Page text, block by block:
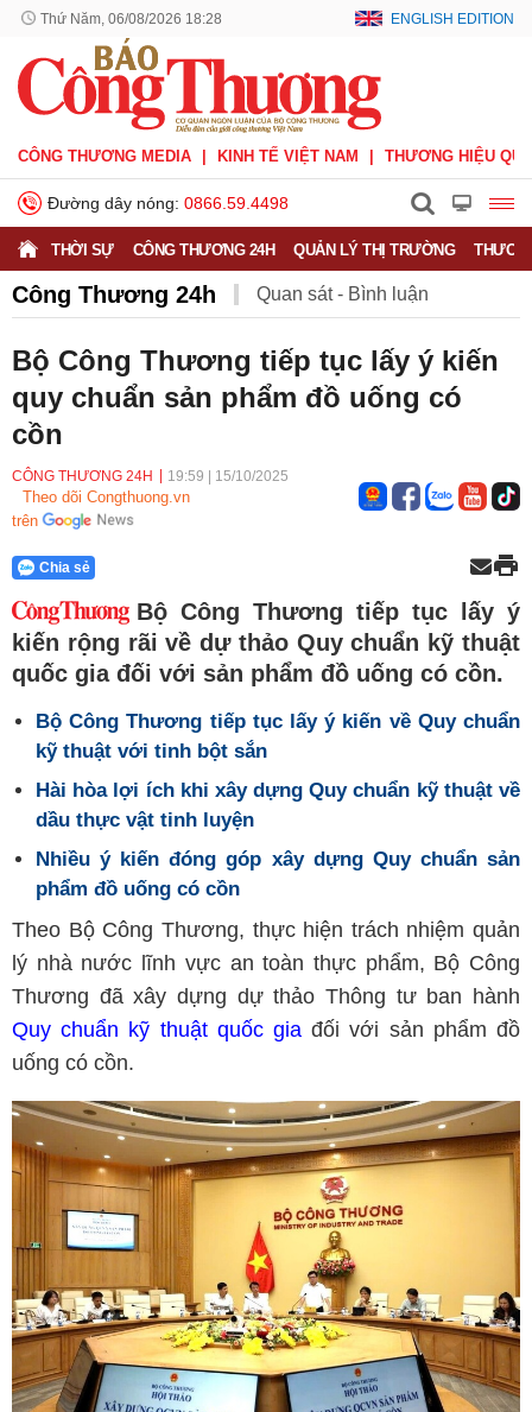
Thứ Năm, 06/08/2026 18:28 ENGLISH EDITION
CÔNG THƯƠNG MEDIA KINH TẾ VIỆT NAM THƯƠNG HIỆU
Đường dây nóng: 0866.59.4498
THỜI SỰ CÔNG THƯƠNG 24H QUẢN LÝ THỊ TRƯỜNG
Công Thương 24h Quan sát - Bình luận
Người tốt - Việc tốt Phỏng vấn - Đối thoại
Bộ Công Thương tiếp tục lấy ý kiến
quy chuẩn sản phẩm đồ uống có
cồn
CÔNG THƯƠNG 24H 19:59 15/10/2025
Theo dõi Congthuong.vn
trên
Chia sẻ
Bộ Công Thương tiếp tục lấy ý
kiến rộng rãi về dự thảo Quy chuẩn kỹ thuật
quốc gia đối với sản phẩm đồ uống có cồn.
Bộ Công Thương tiếp tục lấy ý kiến về Quy chuẩn
kỹ thuật với tinh bột sắn
Hài hòa lợi ích khi xây dựng Quy chuẩn kỹ thuật về
dầu thực vật tinh luyện
Nhiều ý kiến đóng góp xây dựng Quy chuẩn sản
phẩm đồ uống có cồn
Theo Bộ Công Thương, thực hiện trách nhiệm quản
lý nhà nước lĩnh vực an toàn thực phẩm, Bộ Công
Thương đã xây dựng dự thảo Thông tư ban hành
Quy chuẩn kỹ thuật quốc gia đối với sản phẩm đồ
uống có cồn.